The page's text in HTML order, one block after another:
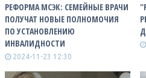
РЕФОРМА МСЭК: СЕМЕЙНЫЕ ВРАЧИ
ПОЛУЧАТ НОВЫЕ ПОЛНОМОЧИЯ
ПО УСТАНОВЛЕНИЮ
ИНВАЛИДНОСТИ
2024-11-23 12:30